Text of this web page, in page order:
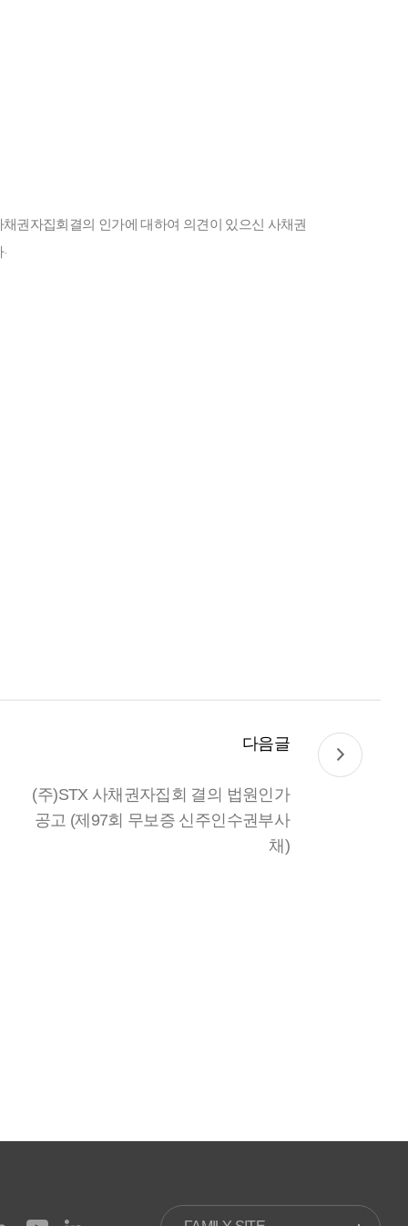
권자집회결의 인가에 대하여 의견이 있으신 사채권
.
다음글
(주)STX 사채권자집회 결의 법원인가
공고 (제97회 무보증 신주인수권부사
채)